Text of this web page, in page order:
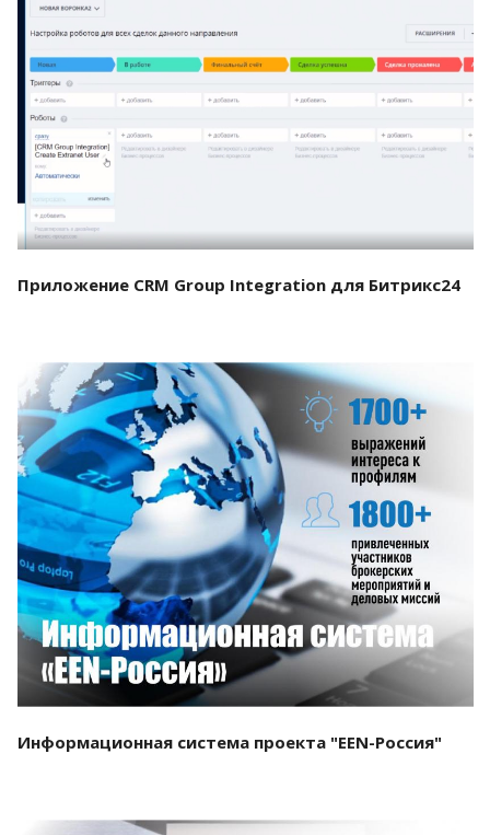
Смотреть проект
Приложение CRM Group Integration для Битрикс24
Смотреть проект
Информационная система проекта "EEN-Россия"